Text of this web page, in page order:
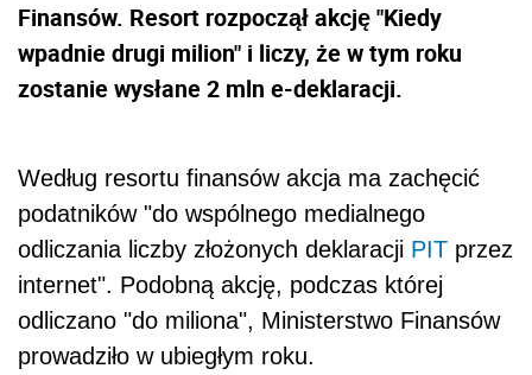
Finansów. Resort rozpoczął akcję "Kiedy
wpadnie drugi milion" i liczy, że w tym roku
zostanie wysłane 2 mln e-deklaracji.
Według resortu finansów akcja ma zachęcić
podatników "do wspólnego medialnego
odliczania liczby złożonych deklaracji PIT przez
internet". Podobną akcję, podczas której
odliczano "do miliona", Ministerstwo Finansów
prowadziło w ubiegłym roku.